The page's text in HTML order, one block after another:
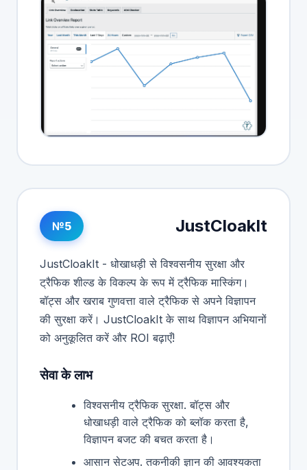
№5 JustCloakIt
JustCloakIt - धोखाधड़ी से विश्वसनीय सुरक्षा और
ट्रैफिक शील्ड के विकल्प के रूप में ट्रैफिक मास्किंग।
बॉट्स और खराब गुणवत्ता वाले ट्रैफिक से अपने विज्ञापन
की सुरक्षा करें। JustCloakIt के साथ विज्ञापन अभियानों
को अनुकूलित करें और ROI बढ़ाएँ!
सेवा के लाभ
विश्वसनीय ट्रैफिक सुरक्षा. बॉट्स और
धोखाधड़ी वाले ट्रैफिक को ब्लॉक करता है,
विज्ञापन बजट की बचत करता है।
आसान सेटअप. तकनीकी ज्ञान की आवश्यकता